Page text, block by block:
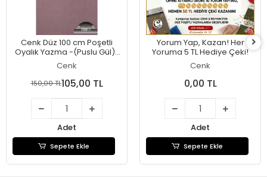
Cenk Düz 100 cm Poşetli
Oyalık Yazma -(Puslu Gül)-
(301-076)
Cenk
150,00 TL105,00 TL
Adet
Sepete Ekle
Yorum Yap, Kazan! Her
Yoruma 5 TL Hediye Çeki!
Cenk
0,00 TL
Adet
Sepete Ekle